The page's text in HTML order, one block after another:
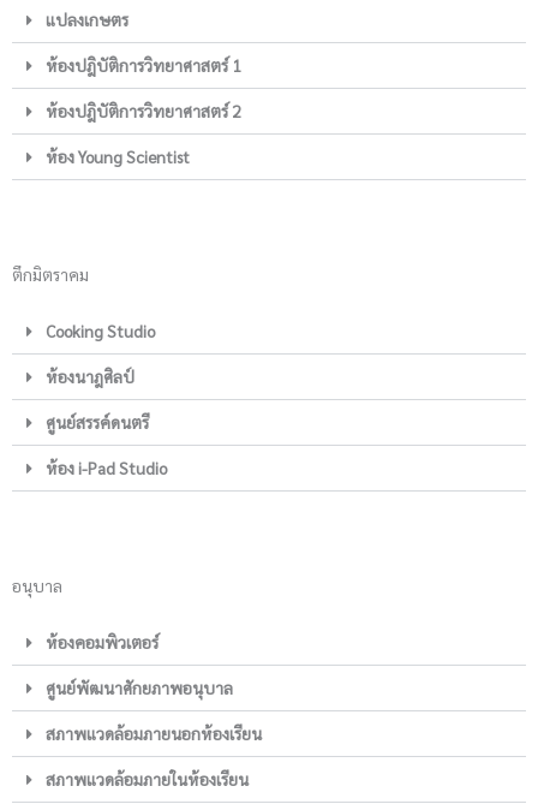
แปลงเกษตร
ห้องปฎิบัติการวิทยาศาสตร์ 1
ห้องปฎิบัติการวิทยาศาสตร์ 2
ห้อง Young Scientist
ตึกมิตราคม
Cooking Studio
ห้องนาฎศิลป์
ศูนย์สรรค์ดนตรี
ห้อง i-Pad Studio
อนุบาล
ห้องคอมพิวเตอร์
ศูนย์พัฒนาศักยภาพอนุบาล
สภาพแวดล้อมภายนอกห้องเรียน
สภาพแวดล้อมภายในห้องเรียน